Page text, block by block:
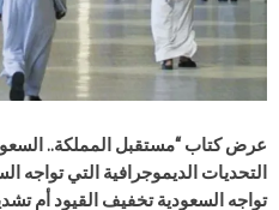
عرض كتاب “مستقبل المملكة..
التحديات الديموجرافية التي تواجه
تواجه السعودية تخفيف القيود أم